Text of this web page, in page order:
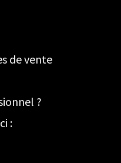
de vente
?
: